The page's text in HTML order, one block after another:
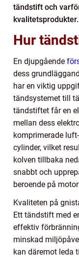
tändstift och
kvalitetsprodukter.
Hur
En djupgående
dess
har en viktig
tändsystemet till
tändstiftet får en
mellan dess
komprimerade
cylinder, vilket
kolven tillbaka
snabbt och
beroende på
Kvaliteten på
Ett tändstift med
effektiv
minskad
kan däremot leda